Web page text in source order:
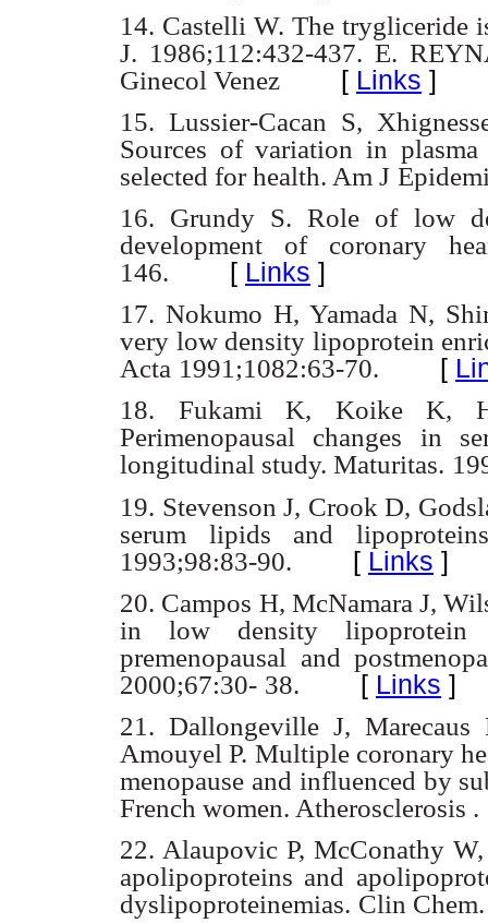
14. Castelli W. The trygliceride
J. 1986;112:432-437. E.
Ginecol Venez [ Links ]
15. Lussier-Cacan S,
Sources of variation in
selected for health. Am J
16. Grundy S. Role of low
development of coronary
146. [ Links ]
17. Nokumo H, Yamada N,
very low density lipoprotein
Acta 1991;1082:63-70. [
18. Fukami K, Koike K,
Perimenopausal changes in
longitudinal study. Maturitas.
19. Stevenson J, Crook D,
serum lipids and
1993;98:83-90. [ Links ]
20. Campos H, McNamara J,
in low density lipoprotein
premenopausal and
2000;67:30- 38. [ Links ]
21. Dallongeville J,
Amouyel P. Multiple coronary
menopause and influenced by
French women. Atherosclerosis
22. Alaupovic P, McConathy
apolipoproteins and
dyslipoproteinemias. Clin